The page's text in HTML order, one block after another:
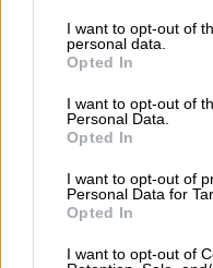
not limited to your visit or
grant or deny consent to
use your data for below
consent section.
I want to opt-out of
personal data.
Opted In
I want to opt-out of
Personal Data.
Opted In
I want to opt-out of
Personal Data for
Opted In
I want to opt-out of
έκπληξη,
αισθημάτων του
στρατιωτική
Ουκρανία και του
ρωσική εισβολή».
Ο αμερικανός
θεωρήσει τη
πόλεμο.